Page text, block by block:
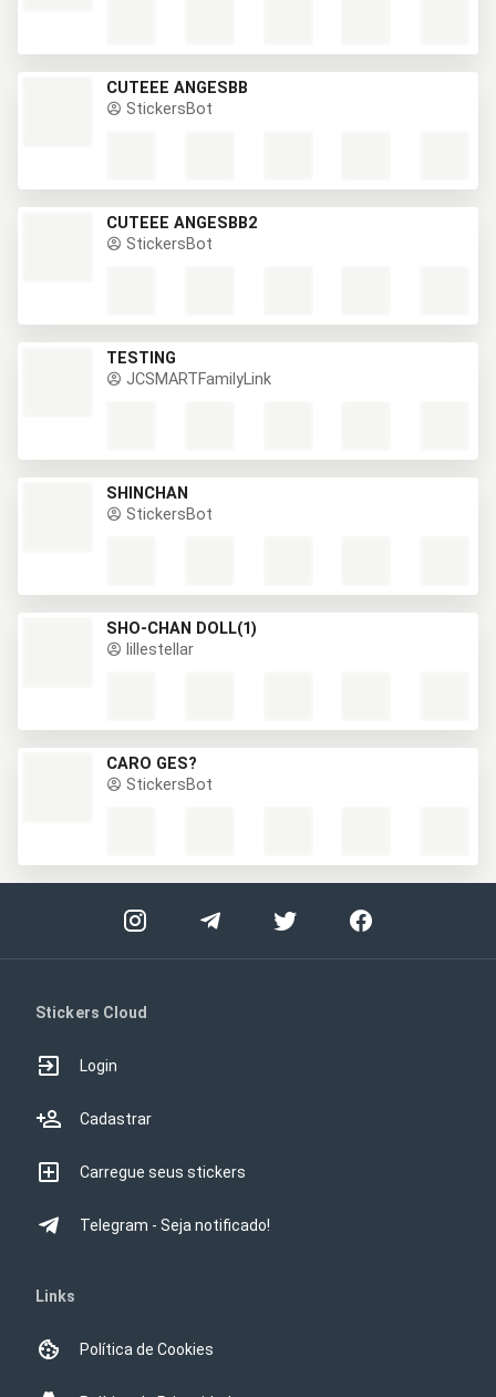
CUTEEE ANGESBB
StickersBot
CUTEEE ANGESBB2
StickersBot
TESTING
JCSMARTFamilyLink
SHINCHAN
StickersBot
SHO-CHAN DOLL(1)
lillestellar
CARO GES?
StickersBot
Stickers Cloud
Login
Cadastrar
Carregue seus stickers
Telegram - Seja notificado!
Links
Política de Cookies